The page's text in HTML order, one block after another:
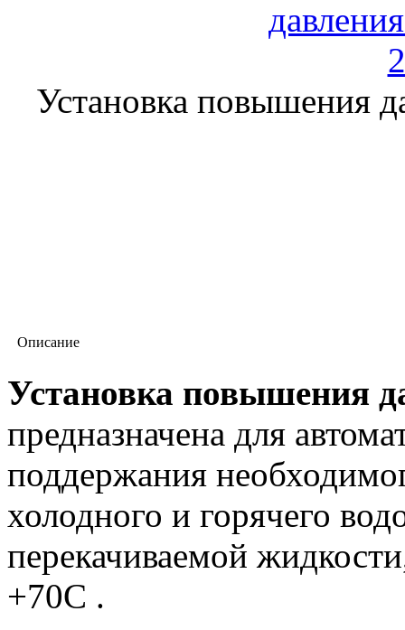
Установка повышения
Описание
Установка повышения
предназначена для
поддержания
холодного и горячего
перекачиваемой
+70С .